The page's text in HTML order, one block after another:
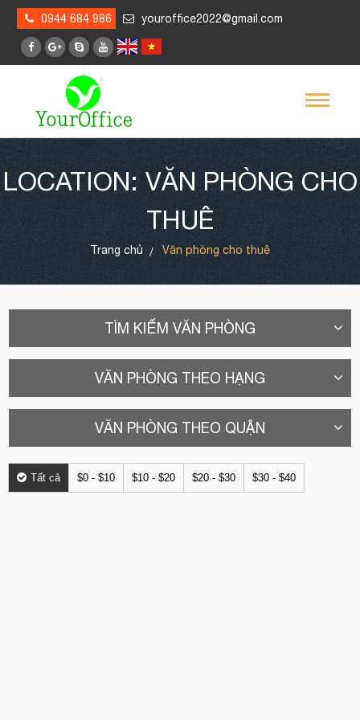
0944 684 986 youroffice2022@gmail.com
LOCATION: VĂN PHÒNG CHO
THUÊ
Trang chủ Văn phòng cho thuê
TÌM KIẾM VĂN PHÒNG
VĂN PHÒNG THEO HẠNG
VĂN PHÒNG THEO QUẬN
Tất cả $0 - $10 $10 - $20 $20 - $30 $30 - $40